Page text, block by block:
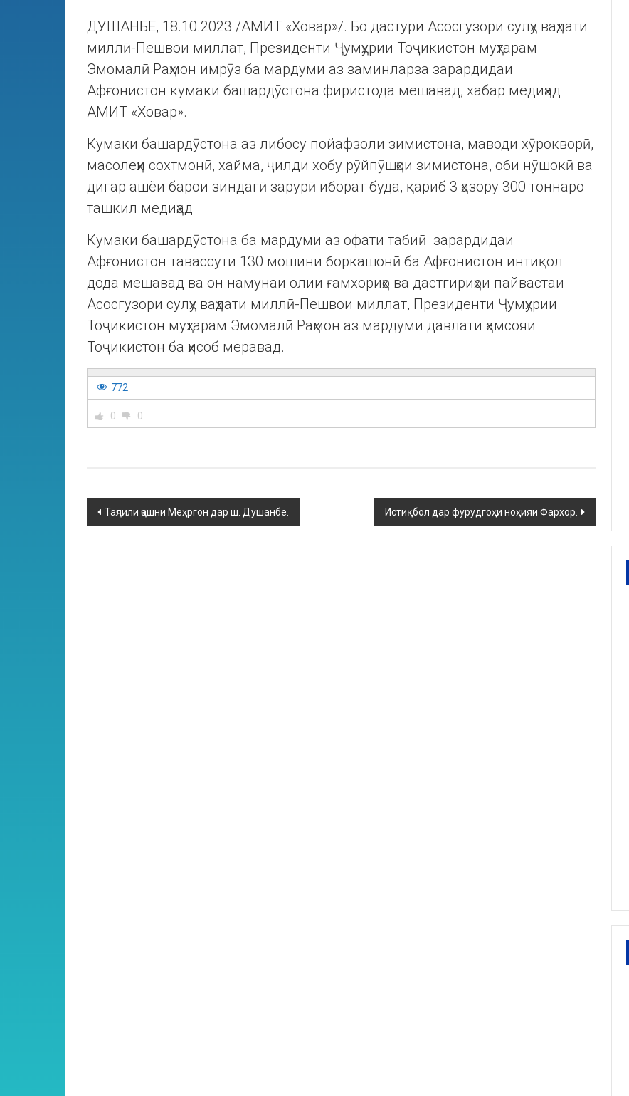
ДУШАНБЕ, 18.10.2023 /АМИТ «Ховар»/. Бо дастури Асосгузори сулҳу ваҳдати
миллӣ-Пешвои миллат, Президенти Ҷумҳурии Тоҷикистон муҳтарам
Эмомалӣ Раҳмон имрӯз ба мардуми аз заминларза зарардидаи
Афғонистон кумаки башардӯстона фиристода мешавад, хабар медиҳад
АМИТ «Ховар».
Кумаки башардӯстона аз либосу пойафзоли зимистона, маводи хӯрокворӣ,
масолеҳи сохтмонӣ, хайма, ҷилди хобу рӯйпӯшҳои зимистона, оби нӯшокӣ ва
дигар ашёи барои зиндагӣ зарурӣ иборат буда, қариб 3 ҳазору 300 тоннаро
ташкил медиҳад
Кумаки башардӯстона ба мардуми аз офати табиӣ зарардидаи
Афғонистон тавассути 130 мошини боркашонӣ ба Афғонистон интиқол
дода мешавад ва он намунаи олии ғамхориҳо ва дастгириҳои пайвастаи
Асосгузори сулҳу ваҳдати миллӣ-Пешвои миллат, Президенти Ҷумҳурии
Тоҷикистон муҳтарам Эмомалӣ Раҳмон аз мардуми давлати ҳамсояи
Тоҷикистон ба ҳисоб меравад.
772
0 0
Таҷлили ҷашни Меҳргон дар ш. Душанбе. Истиқбол дар фурудгоҳи ноҳияи Фархор.